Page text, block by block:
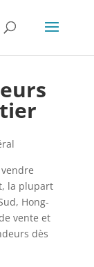
la plupart
Hong-
vente et
dès